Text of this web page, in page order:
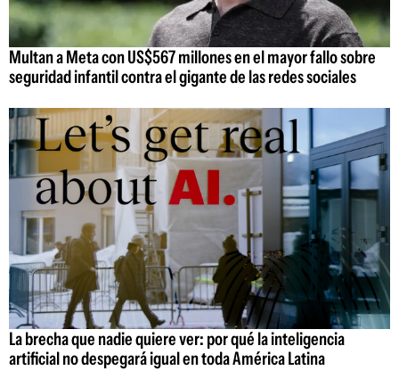
Multan a Meta con US$567 millones en el mayor fallo sobre
seguridad infantil contra el gigante de las redes sociales
La brecha que nadie quiere ver: por qué la inteligencia
artificial no despegará igual en toda América Latina